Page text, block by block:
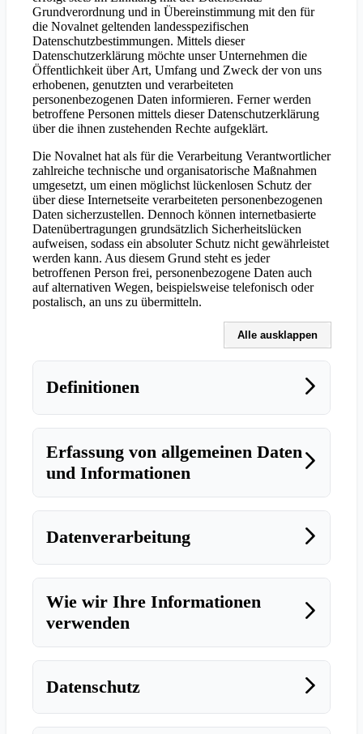
Grundverordnung und in Übereinstimmung mit den für
die Novalnet geltenden landesspezifischen
Datenschutzbestimmungen. Mittels dieser
Datenschutzerklärung möchte unser Unternehmen die
Öffentlichkeit über Art, Umfang und Zweck der von uns
erhobenen, genutzten und verarbeiteten
personenbezogenen Daten informieren. Ferner werden
betroffene Personen mittels dieser Datenschutzerklärung
über die ihnen zustehenden Rechte aufgeklärt.
Die Novalnet hat als für die Verarbeitung Verantwortlicher
zahlreiche technische und organisatorische Maßnahmen
umgesetzt, um einen möglichst lückenlosen Schutz der
über diese Internetseite verarbeiteten personenbezogenen
Daten sicherzustellen. Dennoch können internetbasierte
Datenübertragungen grundsätzlich Sicherheitslücken
aufweisen, sodass ein absoluter Schutz nicht gewährleistet
werden kann. Aus diesem Grund steht es jeder
betroffenen Person frei, personenbezogene Daten auch
auf alternativen Wegen, beispielsweise telefonisch oder
postalisch, an uns zu übermitteln.
Alle ausklappen
Definitionen
Erfassung von allgemeinen Daten
und Informationen
Datenverarbeitung
Wie wir Ihre Informationen
verwenden
Datenschutz